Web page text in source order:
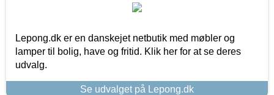
Lepong.dk er en danskejet netbutik med møbler og
lamper til bolig, have og fritid. Klik her for at se deres
udvalg.
Se udvalget på Lepong.dk